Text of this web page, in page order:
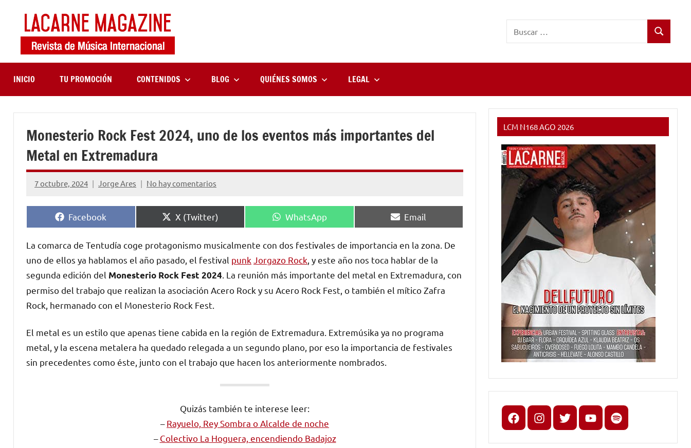
contenido
Magazine
música
internacional
Buscar
INICIO TU PROMOCIÓN CONTENIDOS BLOG QUIÉNES SOMOS LEGAL
Monesterio Rock Fest 2024, uno de los eventos más importantes del
Metal en Extremadura
7 octubre, 2024 Jorge Ares No hay comentarios
Compartir
en
Facebook
Compartir
en
X (Twitter)
Compartir
en
WhatsApp
Compartir
en
Email
La comarca de Tentudía coge protagonismo musicalmente con dos festivales de importancia en la zona. De
uno de ellos ya hablamos el año pasado, el festival punk Jorgazo Rock , y este año nos toca hablar de la
segunda edición del Monesterio Rock Fest 2024 . La reunión más importante del metal en Extremadura, con
permiso del trabajo que realizan la asociación Acero Rock y su Acero Rock Fest, o también el mítico Zafra
Rock, hermanado con el Monesterio Rock Fest.
El metal es un estilo que apenas tiene cabida en la región de Extremadura. Extremúsika ya no programa
metal, y la escena metalera ha quedado relegada a un segundo plano, por eso la importancia de festivales
sin precedentes como éste, junto con el trabajo que hacen los anteriormente nombrados.
Quizás también te interese leer:
–Rayuelo, Rey Sombra o Alcalde de noche
–Colectivo La Hoguera, encendiendo Badajoz
LCM N168 AGO 2026
FacebookInstagram
X youtubespotify